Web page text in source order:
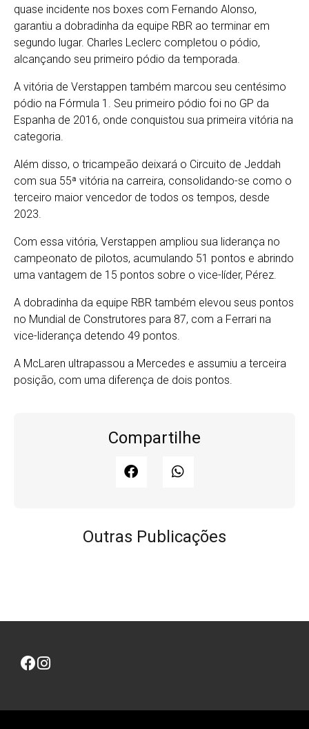
quase incidente nos boxes com Fernando Alonso,
garantiu a dobradinha da equipe RBR ao terminar em
segundo lugar. Charles Leclerc completou o pódio,
alcançando seu primeiro pódio da temporada.
A vitória de Verstappen também marcou seu centésimo
pódio na Fórmula 1. Seu primeiro pódio foi no GP da
Espanha de 2016, onde conquistou sua primeira vitória na
categoria.
Além disso, o tricampeão deixará o Circuito de Jeddah
com sua 55ª vitória na carreira, consolidando-se como o
terceiro maior vencedor de todos os tempos, desde
2023.
Com essa vitória, Verstappen ampliou sua liderança no
campeonato de pilotos, acumulando 51 pontos e abrindo
uma vantagem de 15 pontos sobre o vice-líder, Pérez.
A dobradinha da equipe RBR também elevou seus pontos
no Mundial de Construtores para 87, com a Ferrari na
vice-liderança detendo 49 pontos.
A McLaren ultrapassou a Mercedes e assumiu a terceira
posição, com uma diferença de dois pontos.
Compartilhe
Outras Publicações